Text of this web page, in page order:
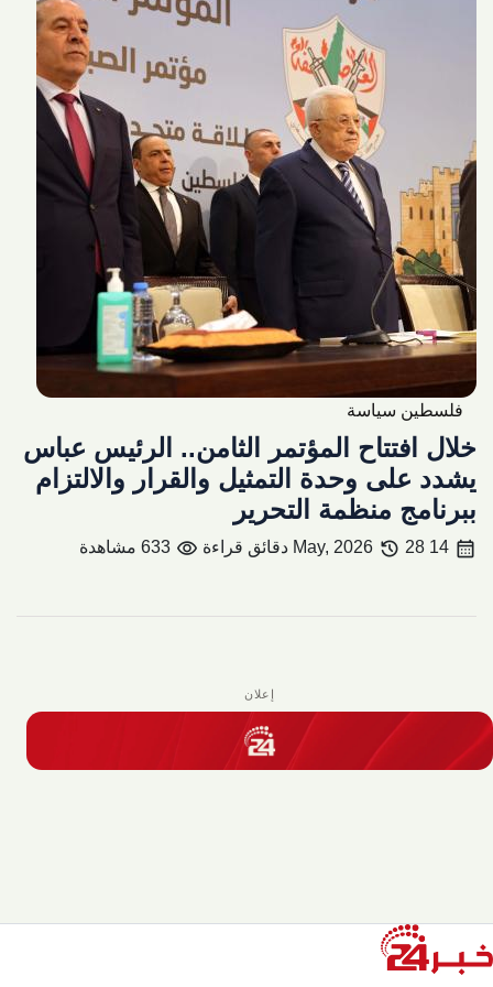
فلسطين سياسة
خلال افتتاح المؤتمر الثامن.. الرئيس عباس
يشدد على وحدة التمثيل والقرار والالتزام
ببرنامج منظمة التحرير
calendar_month
14 May, 2026
history 28 دقائق قراءة visibility 633 مشاهدة
إعلان